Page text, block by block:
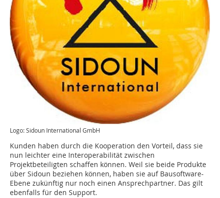
Logo: Sidoun International GmbH
Kunden haben durch die Kooperation den Vorteil, dass sie
nun leichter eine Interoperabilität zwischen
Projektbeteiligten schaffen können. Weil sie beide Produkte
über Sidoun beziehen können, haben sie auf Bausoftware-
Ebene zukünftig nur noch einen Ansprechpartner. Das gilt
ebenfalls für den Support.